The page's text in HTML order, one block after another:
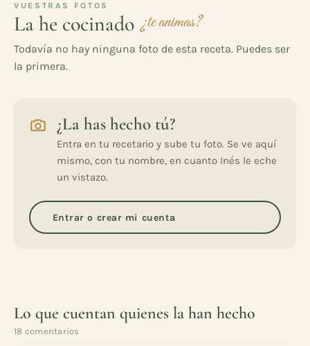
VUESTRAS FOTOS
La he cocinado ¿te animas?
Todavía no hay ninguna foto de esta receta. Puedes ser
la primera.
¿La has hecho tú?
Entra en tu recetario y sube tu foto. Se ve aquí
mismo, con tu nombre, en cuanto Inés le eche
un vistazo.
Entrar o crear mi cuenta
Lo que cuentan quienes la han hecho
18 comentarios